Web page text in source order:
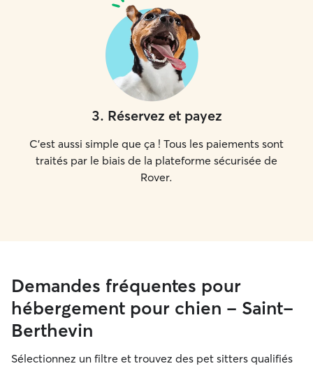
3. Réservez et payez
C'est aussi simple que ça ! Tous les paiements sont
traités par le biais de la plateforme sécurisée de
Rover.
Demandes fréquentes pour
hébergement pour chien - Saint-
Berthevin
Sélectionnez un filtre et trouvez des pet sitters qualifiés